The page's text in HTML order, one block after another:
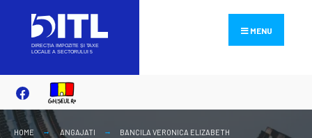
content
MENU
HOME ANGAJATI BANCILA VERONICA ELIZABETH
for: